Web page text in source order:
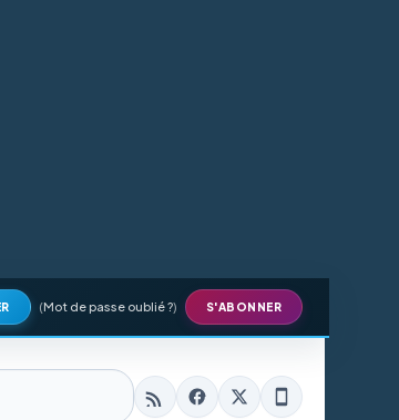
(Mot de passe oublié ?) S'ABONNER